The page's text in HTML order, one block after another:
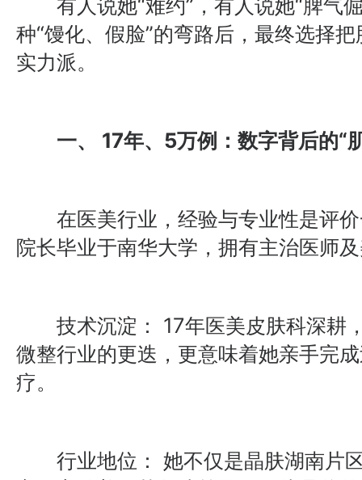
有人说她“难约”，有人说她“脾气
种“馒化、假脸”的弯路后，最终选择
实力派。
一、 17年、5万例：数字背后的“
在医美行业，经验与专业性是评价
院长毕业于南华大学，拥有主治医师
技术沉淀： 17年医美皮肤科深耕
微整行业的更迭，更意味着她亲手完
疗。
行业地位： 她不仅是晶肤湖南片